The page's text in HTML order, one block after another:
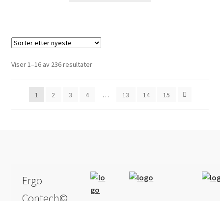
Viser 1–16 av 236 resultaterSortert
1
2 3 4 … 13 14 15
Ergo
Contech©